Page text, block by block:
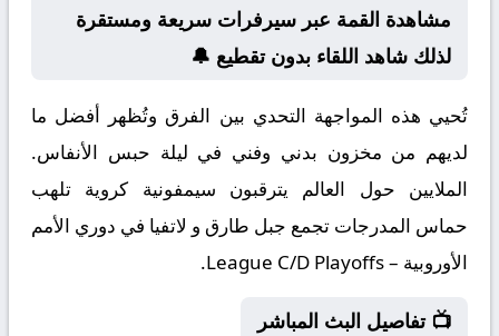
مشاهدة القمة عبر سيرفرات سريعة ومستقرة
لذلك شاهد اللقاء بدون تقطيع 🔔
تُحيي هذه المواجهة التحدي بين الفرق وتُظهر أفضل ما
لديهم من مخزون بدني وفني في ليلة حبس الأنفاس.
الملايين حول العالم يترقبون سيمفونية كروية تلهب
حماس المدرجات تجمع جبل طارق و لاتفيا في دوري الأمم
الأوروبية – League C/D Playoffs.
📺 تفاصيل البث المباشر